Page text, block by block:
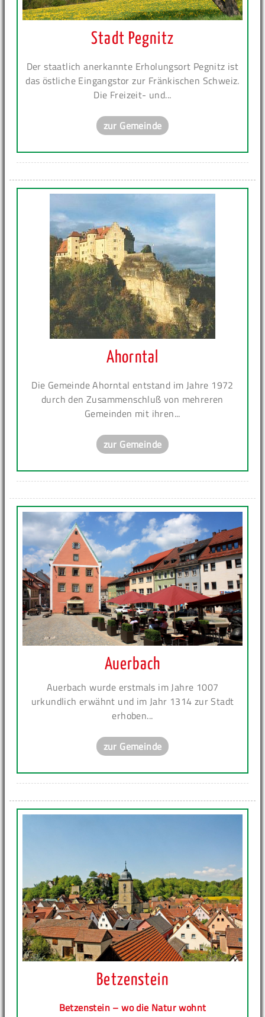
Stadt Pegnitz
Der staatlich anerkannte Erholungsort Pegnitz ist
das östliche Eingangstor zur Fränkischen Schweiz.
Die Freizeit- und...
zur Gemeinde
Ahorntal
Die Gemeinde Ahorntal entstand im Jahre 1972
durch den Zusammenschluß von mehreren
Gemeinden mit ihren...
zur Gemeinde
Auerbach
Auerbach wurde erstmals im Jahre 1007
urkundlich erwähnt und im Jahr 1314 zur Stadt
erhoben...
zur Gemeinde
Betzenstein
Betzenstein – wo die Natur wohnt